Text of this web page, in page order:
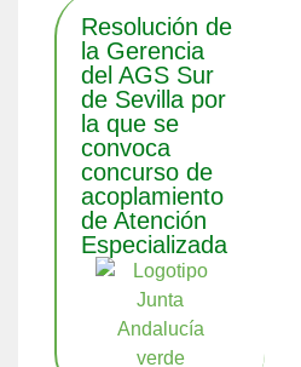
Resolución de
la Gerencia
del AGS Sur
de Sevilla por
la que se
convoca
concurso de
acoplamiento
de Atención
Especializada